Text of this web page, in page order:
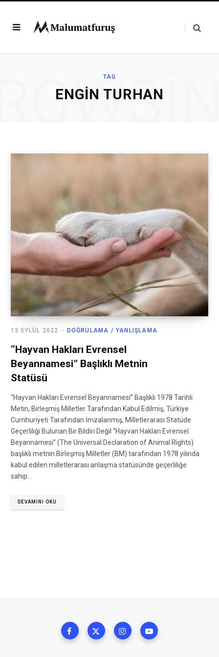
TAG
ENGIN TURHAN
DOĞRULAMA / YANLIŞLAMA
13 EYLÜL 2022
“Hayvan Hakları Evrensel
Beyannamesi” Başlıklı Metnin
Statüsü
“Hayvan Hakları Evrensel Beyannamesi” Başlıklı 1978 Tarihli
Metin, Birleşmiş Milletler Tarafından Kabul Edilmiş, Türkiye
Cumhuriyeti Tarafından İmzalanmış, Milletlerarası Statüde
Geçerliliği Bulunan Bir Bildiri Değil “Hayvan Hakları Evrensel
Beyannamesi” (The Universal Declaration of Animal Rights)
başlıklı metnin Birleşmiş Milletler (BM) tarafından 1978 yılında
kabul edilen milletlerarası anlaşma statüsünde geçerliliğe
sahip…
DEVAMINI OKU